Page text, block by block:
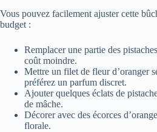
Vous pouvez facilement ajuster cette
budget :
Remplacer une partie des
coût moindre.
Mettre un filet de fleur d’oranger
préférez un parfum discret.
Ajouter quelques éclats de
de mâche.
Décorer avec des écorces
florale.